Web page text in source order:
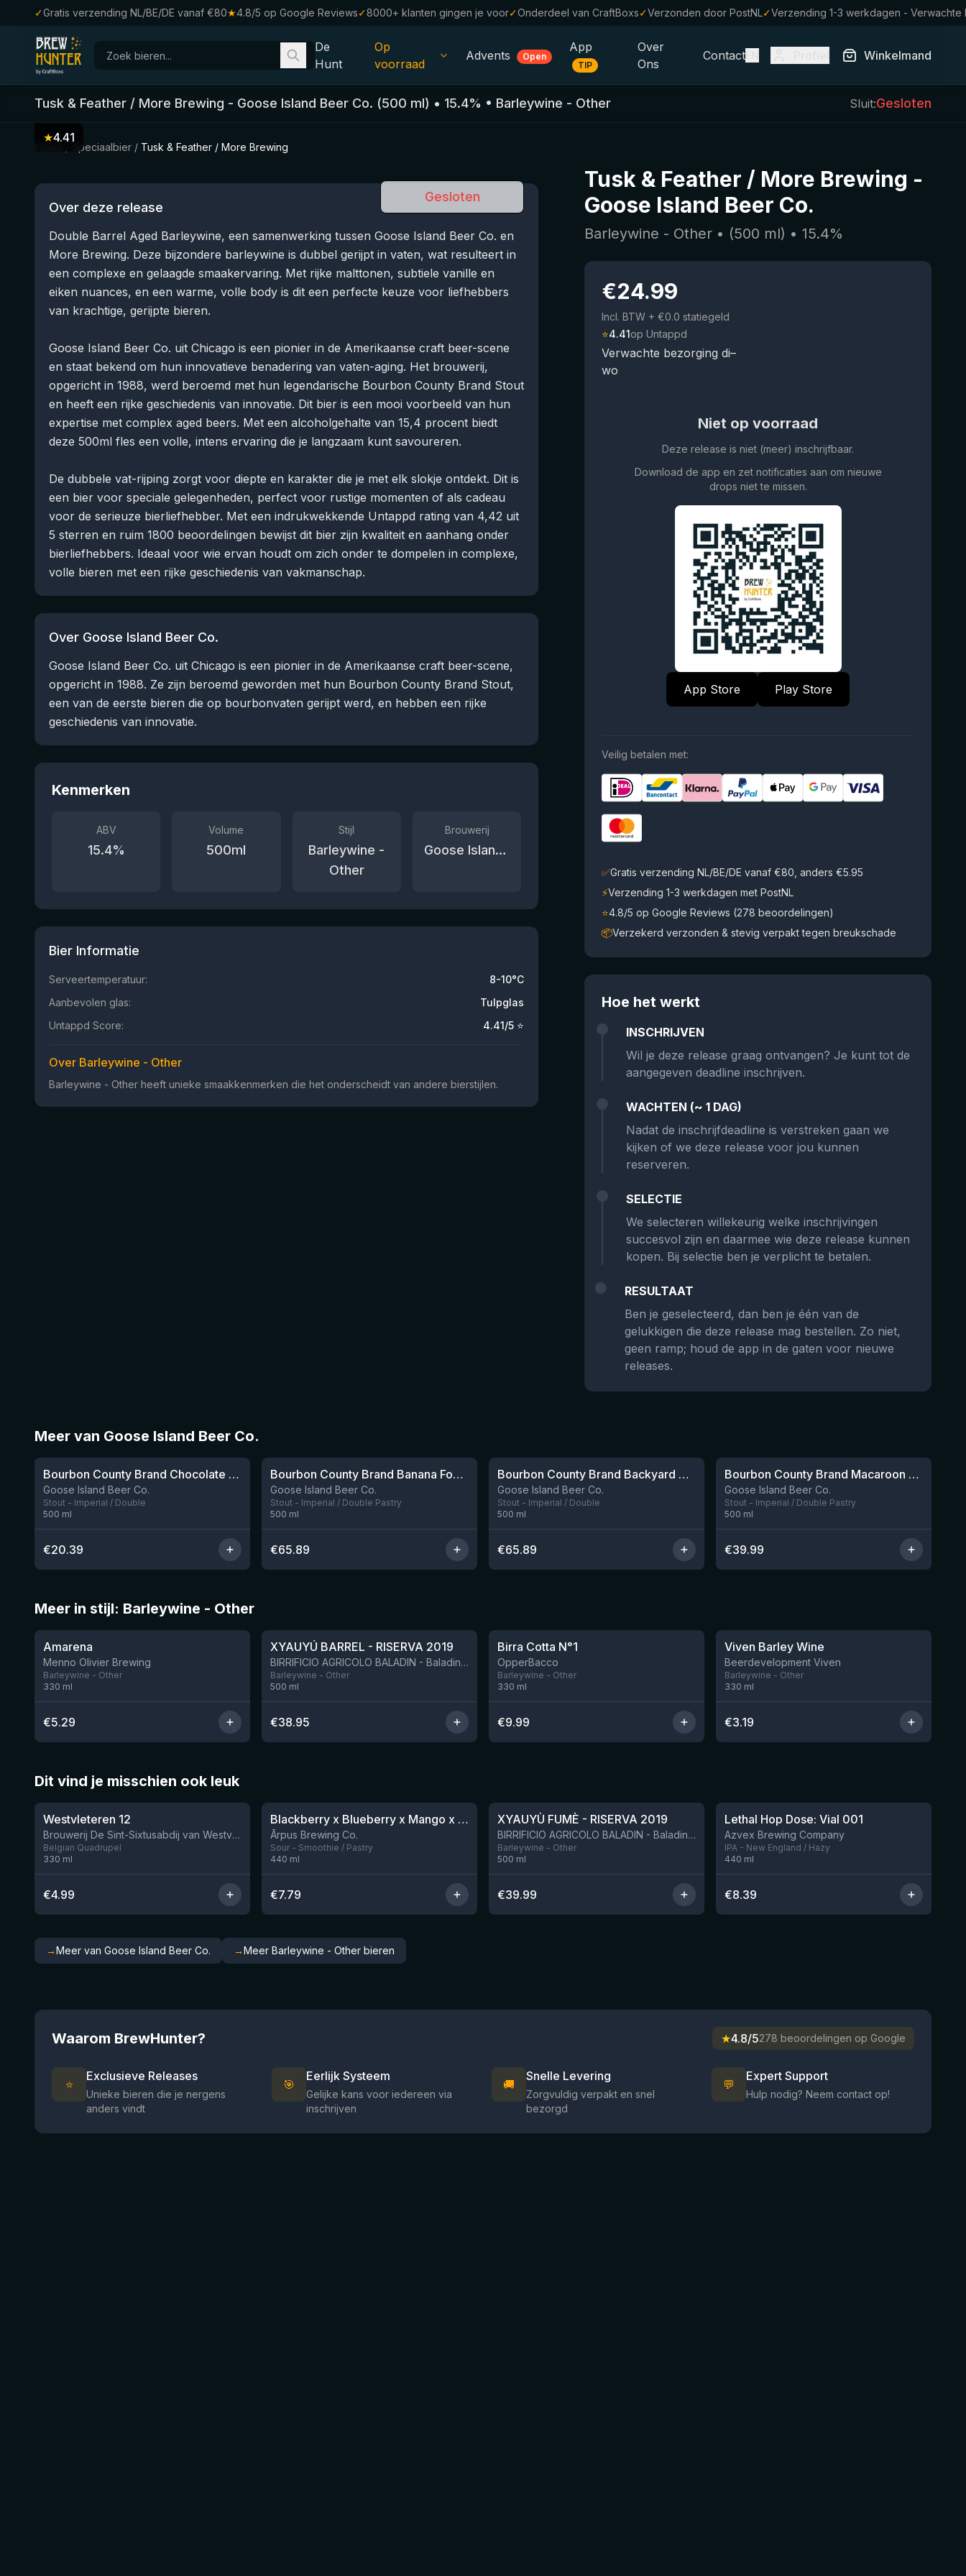
✓Gratis verzending NL/BE/DE vanaf €80★4.8/5 op Google Reviews✓8000+ klanten gingen je voor✓Onderdeel van CraftBoxs✓Verzonden door PostNL✓Verzending 1-3 werkdagen -
De
Hunt
Op
voorraad
Alle Bieren
Cadeaubonnen
Bierpakketten
Brouwerijen
Bierstijlen
Advents Open
App
TIP
Over
Ons
Contact Winkelmand
Tusk & Feather / More Brewing - Goose Island Beer Co. (500 ml) • 15.4% • Barleywine - Other Sluit:Gesloten
Speciaalbier / Tusk & Feather / More Brewing
★4.41
Gesloten
Over deze release
Double Barrel Aged Barleywine, een samenwerking tussen Goose Island Beer Co. en
More Brewing. Deze bijzondere barleywine is dubbel gerijpt in vaten, wat resulteert in
een complexe en gelaagde smaakervaring. Met rijke malttonen, subtiele vanille en
eiken nuances, en een warme, volle body is dit een perfecte keuze voor liefhebbers
van krachtige, gerijpte bieren.
Goose Island Beer Co. uit Chicago is een pionier in de Amerikaanse craft beer-scene
en staat bekend om hun innovatieve benadering van vaten-aging. Het brouwerij,
opgericht in 1988, werd beroemd met hun legendarische Bourbon County Brand Stout
en heeft een rijke geschiedenis van innovatie. Dit bier is een mooi voorbeeld van hun
expertise met complex aged beers. Met een alcoholgehalte van 15,4 procent biedt
deze 500ml fles een volle, intens ervaring die je langzaam kunt savoureren.
De dubbele vat-rijping zorgt voor diepte en karakter die je met elk slokje ontdekt. Dit is
een bier voor speciale gelegenheden, perfect voor rustige momenten of als cadeau
voor de serieuze bierliefhebber. Met een indrukwekkende Untappd rating van 4,42 uit
5 sterren en ruim 1800 beoordelingen bewijst dit bier zijn kwaliteit en aanhang onder
bierliefhebbers. Ideaal voor wie ervan houdt om zich onder te dompelen in complexe,
volle bieren met een rijke geschiedenis van vakmanschap.
Over Goose Island Beer Co.
Goose Island Beer Co. uit Chicago is een pionier in de Amerikaanse craft beer-scene,
opgericht in 1988. Ze zijn beroemd geworden met hun Bourbon County Brand Stout,
een van de eerste bieren die op bourbonvaten gerijpt werd, en hebben een rijke
geschiedenis van innovatie.
Kenmerken
ABV
15.4%
Volume
500ml
Stijl
Barleywine -
Other
Brouwerij
Goose Island Beer Co.
Bier Informatie
Serveertemperatuur:
8-10°C
Aanbevolen glas:
Tulpglas
Untappd Score:
4.41/5 ⭐
Over Barleywine - Other
Barleywine - Other heeft unieke smaakkenmerken die het onderscheidt van andere bierstijlen.
Tusk & Feather / More Brewing -
Goose Island Beer Co.
Barleywine - Other • (500 ml) •15.4%
€24.99
Incl. BTW + €0.0 statiegeld
⭐4.41op Untappd
Verwachte bezorging di–
wo
Niet op voorraad
Deze release is niet (meer) inschrijfbaar.
Download de app en zet notificaties aan om nieuwe
drops niet te missen.
App Store Play Store
Veilig betalen met:
✅Gratis verzending NL/BE/DE vanaf €80, anders €5.95
⚡Verzending 1-3 werkdagen met PostNL
⭐4.8/5 op Google Reviews (278 beoordelingen)
📦Verzekerd verzonden & stevig verpakt tegen breukschade
Hoe het werkt
INSCHRIJVEN
Wil je deze release graag ontvangen? Je kunt tot de
aangegeven deadline inschrijven.
WACHTEN (~ 1 DAG)
Nadat de inschrijfdeadline is verstreken gaan we
kijken of we deze release voor jou kunnen
reserveren.
SELECTIE
We selecteren willekeurig welke inschrijvingen
succesvol zijn en daarmee wie deze release kunnen
kopen. Bij selectie ben je verplicht te betalen.
RESULTAAT
Ben je geselecteerd, dan ben je één van de
gelukkigen die deze release mag bestellen. Zo niet,
geen ramp; houd de app in de gaten voor nieuwe
releases.
Meer van Goose Island Beer Co.
★4.34
Bourbon County Brand Chocolate Praline Stout (2025)
Goose Island Beer Co.
Stout - Imperial / Double
500 ml
€20.39
Nog 4
Bourbon County Brand Banana Foster Stout 2023
Goose Island Beer Co.
Stout - Imperial / Double Pastry
500 ml
€65.89
Nog 5
Bourbon County Brand Backyard Stout 2023
Goose Island Beer Co.
Stout - Imperial / Double
500 ml
€65.89
Bourbon County Brand Macaroon Stout (2024)
Goose Island Beer Co.
Stout - Imperial / Double Pastry
500 ml
€39.99
Meer in stijl: Barleywine - Other
★4.01
Amarena
Menno Olivier Brewing
Barleywine - Other
330 ml
€5.29
XYAUYÚ BARREL - RISERVA 2019
BIRRIFICIO AGRICOLO BALADIN - Baladin Indipendente Italian Farm Brewery
Barleywine - Other
500 ml
€38.95
Birra Cotta N°1
OpperBacco
Barleywine - Other
330 ml
€9.99
Viven Barley Wine
Beerdevelopment Viven
Barleywine - Other
330 ml
€3.19
Dit vind je misschien ook leuk
★4.46
Westvleteren 12
Brouwerij De Sint-Sixtusabdij van Westvleteren
Belgian Quadrupel
330 ml
€4.99
Nog 9Blackberry x Blueberry x Mango x Pineapple x Peanut Butter Smoothie Sour Ale
Ārpus Brewing Co.
Sour - Smoothie / Pastry
440 ml
€7.79
XYAUYÙ FUMÈ - RISERVA 2019
BIRRIFICIO AGRICOLO BALADIN - Baladin Indipendente Italian Farm Brewery
Barleywine - Other
500 ml
€39.99
Lethal Hop Dose: Vial 001
Azvex Brewing Company
IPA - New England / Hazy
440 ml
€8.39
→Meer van Goose Island Beer Co. →Meer Barleywine - Other bieren
Waarom BrewHunter? ★4.8/5278 beoordelingen op Google
⭐
Exclusieve Releases
Unieke bieren die je nergens
anders vindt
🎯
Eerlijk Systeem
Gelijke kans voor iedereen via
inschrijven
🚚
Snelle Levering
Zorgvuldig verpakt en snel
bezorgd
💬
Expert Support
Hulp nodig? Neem contact op!